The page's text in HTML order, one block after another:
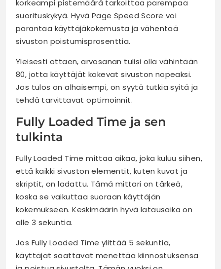
korkeampi pistemäärä tarkoittaa parempaa
suorituskykyä. Hyvä Page Speed Score voi
parantaa käyttäjäkokemusta ja vähentää
sivuston poistumisprosenttia.
Yleisesti ottaen, arvosanan tulisi olla vähintään
80, jotta käyttäjät kokevat sivuston nopeaksi.
Jos tulos on alhaisempi, on syytä tutkia syitä ja
tehdä tarvittavat optimoinnit.
Fully Loaded Time ja sen
tulkinta
Fully Loaded Time mittaa aikaa, joka kuluu siihen,
että kaikki sivuston elementit, kuten kuvat ja
skriptit, on ladattu. Tämä mittari on tärkeä,
koska se vaikuttaa suoraan käyttäjän
kokemukseen. Keskimäärin hyvä latausaika on
alle 3 sekuntia.
Jos Fully Loaded Time ylittää 5 sekuntia,
käyttäjät saattavat menettää kiinnostuksensa